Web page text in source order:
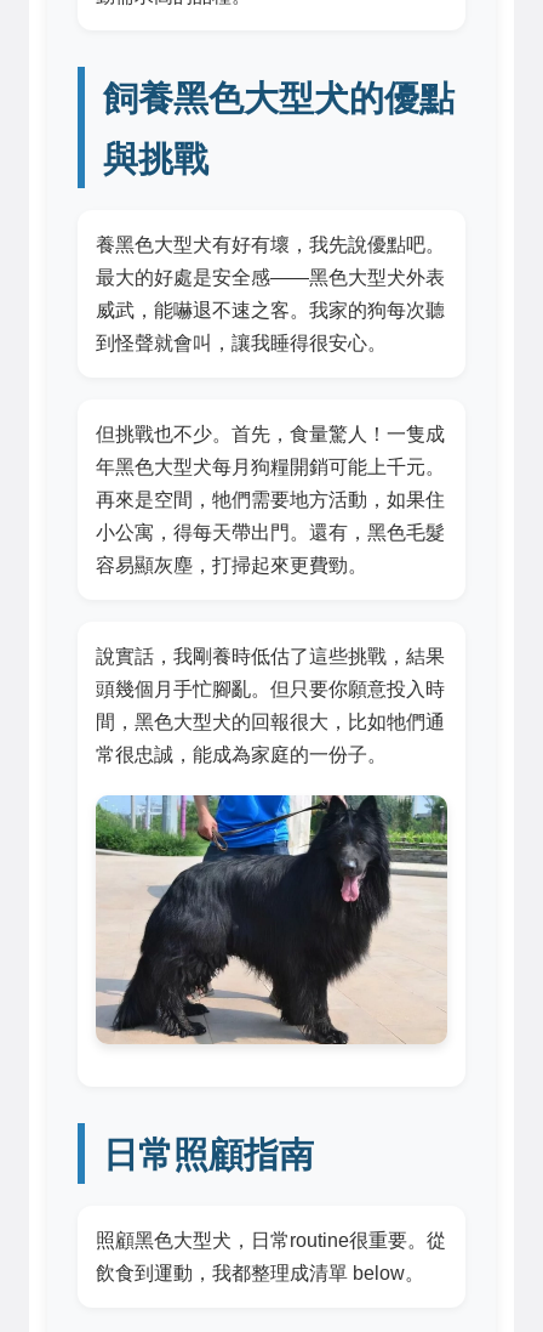
飼養黑色大型犬的優點
與挑戰
養黑色大型犬有好有壞，我先說優點吧。
最大的好處是安全感——黑色大型犬外表
威武，能嚇退不速之客。我家的狗每次聽
到怪聲就會叫，讓我睡得很安心。
但挑戰也不少。首先，食量驚人！一隻成
年黑色大型犬每月狗糧開銷可能上千元。
再來是空間，牠們需要地方活動，如果住
小公寓，得每天帶出門。還有，黑色毛髮
容易顯灰塵，打掃起來更費勁。
說實話，我剛養時低估了這些挑戰，結果
頭幾個月手忙腳亂。但只要你願意投入時
間，黑色大型犬的回報很大，比如牠們通
常很忠誠，能成為家庭的一份子。
日常照顧指南
照顧黑色大型犬，日常routine很重要。從
飲食到運動，我都整理成清單 below。